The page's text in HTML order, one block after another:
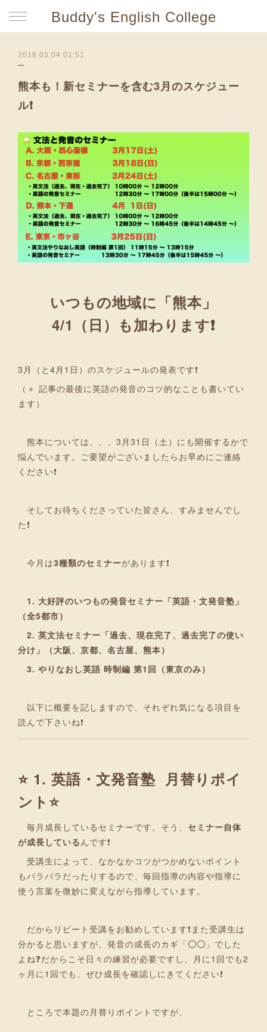
Buddy's English College
2018.03.04 01:51
熊本も！新セミナーを含む3月のスケジュー
ル❗
いつもの地域に「熊本」
4/1（日）も加わります❗
3月（と4月1日）のスケジュールの発表です❗
（＋ 記事の最後に英語の発音のコツ的なことも書いてい
ます）
熊本については、、、3月31日（土）にも開催するかで
悩んでいます。ご要望がございましたらお早めにご連絡
ください❗
そしてお待ちくださっていた皆さん、すみませんでし
た❗
今月は3種類のセミナーがあります❗
1. 大好評のいつもの発音セミナー「英語・文発音塾」
（全5都市）
2. 英文法セミナー「過去、現在完了、過去完了の使い
分け」（大阪、京都、名古屋、熊本）
3. やりなおし英語 時制編 第1回（東京のみ）
以下に概要を記しますので、それぞれ気になる項目を
読んで下さいね❗
⭐ 1. 英語・文発音塾 月替りポイ
ント⭐
毎月成長しているセミナーです。そう、 セミナー自体
が成長しているんです❗
受講生によって、なかなかコツがつかめないポイント
もバラバラだったりするので、毎回指導の内容や指導に
使う言葉を微妙に変えながら指導しています。
だからリピート受講をお勧めしています❗また受講生は
分かると思いますが、発音の成長のカギ「〇〇 」でした
よね❓だからこそ日々の練習が必要ですし、月に1回でも2
ヶ月に1回でも、ぜひ成長を確認しにきてください❗
ところで本題の月替りポイントですが、